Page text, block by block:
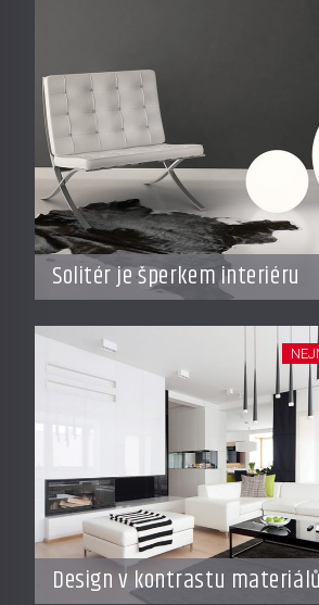
Solitér je šperkem interiéru
Design v kontrastu